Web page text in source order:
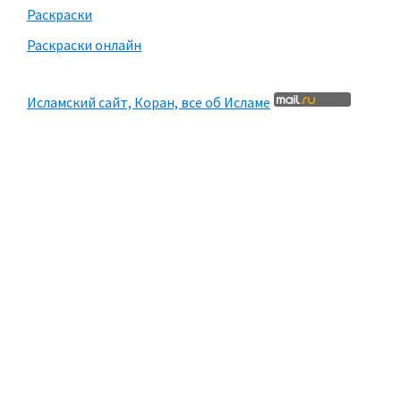
Раскраски
Раскраски онлайн
Исламский сайт, Коран, все об Исламе